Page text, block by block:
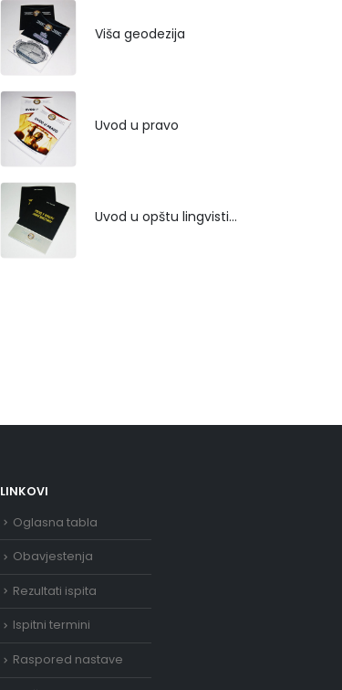
Viša geodezija
Uvod u pravo
Uvod u opštu lingvistiku
LINKOVI
Oglasna tabla
Obavjestenja
Rezultati ispita
Ispitni termini
Raspored nastave